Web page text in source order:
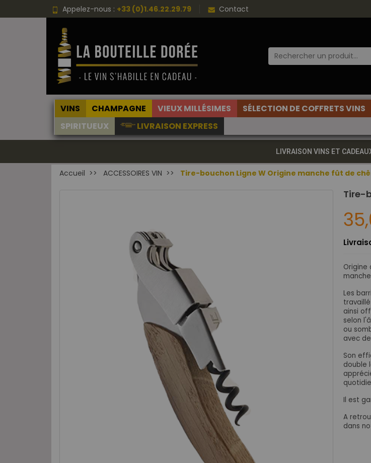
Appelez-nous : +33 (0)1.46.22.29.79 Contact
VINS CHAMPAGNE VIEUX MILLÉSIMES SÉLECTION DE COFFRETS VINS
SPIRITUEUX
LIVRAISON EXPRESS
LIVRAISON VINS ET
Accueil ACCESSOIRES VIN Tire-bouchon Ligne W Origine manche fût de
Tire-
Origine
Les
ainsi
selon
ou
avec
Son
double
Il est
A
dans